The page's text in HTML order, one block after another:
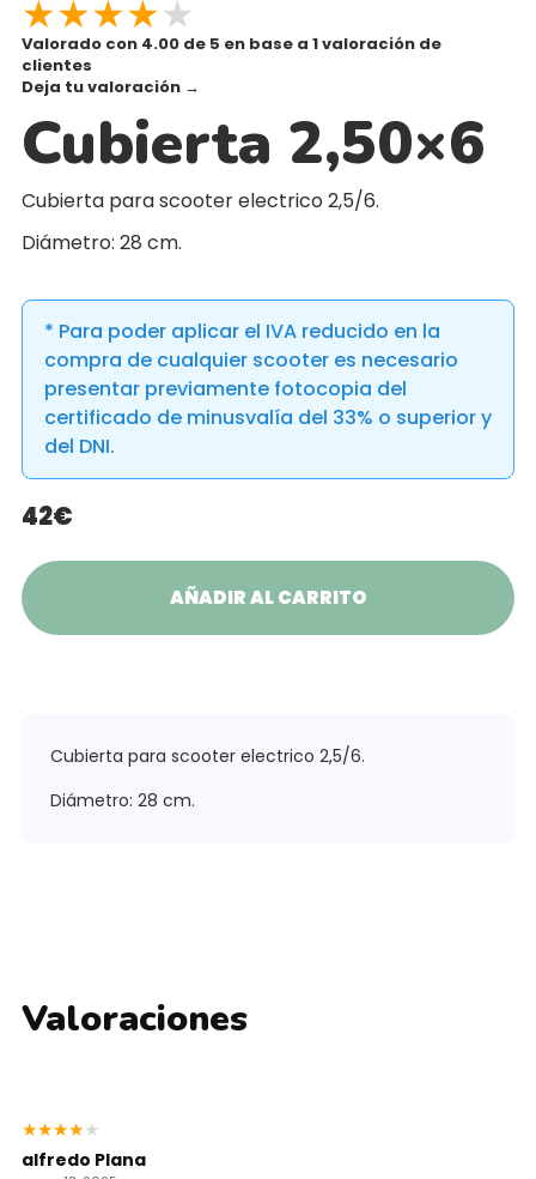
★★★★★
Valorado con 4.00 de 5 en base a 1 valoración de
clientes
Deja tu valoración →
Cubierta 2,50×6
Cubierta para scooter electrico 2,5/6.
Diámetro: 28 cm.
* Para poder aplicar el IVA reducido en la
compra de cualquier scooter es necesario
presentar previamente fotocopia del
certificado de minusvalía del 33% o superior y
del DNI.
42€
AÑADIR AL CARRITO
Cubierta para scooter electrico 2,5/6.
Diámetro: 28 cm.
Valoraciones
★★★★★
alfredo Plana